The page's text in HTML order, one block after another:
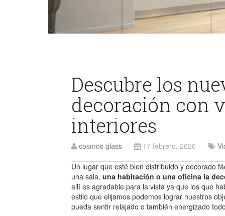
Descubre los
decoración con
interiores
cosmos glass 17 febrero, 2020
Un lugar que esté bien distribuido y decorado
una sala, una habitación o una oficina la
allí es agradable para la vista ya que los que
estilo que elijamos podemos lograr nuestros
pueda sentir relajado o también energizado